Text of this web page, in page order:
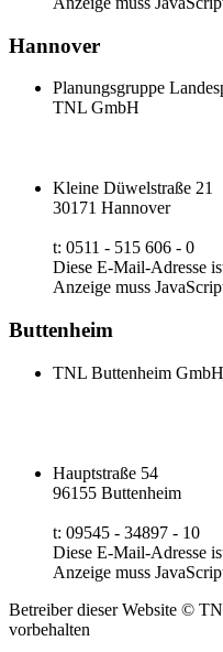
Hannover
Planungsgruppe
TNL GmbH
Kleine Düwelstraße 21
30171 Hannover
t: 0511 - 515 606 - 0
Diese E-Mail-Adresse
Anzeige muss
Buttenheim
TNL Buttenheim GmbH
Hauptstraße 54
96155 Buttenheim
t: 09545 - 34897 - 10
Diese E-Mail-Adresse
Anzeige muss
Betreiber dieser Website ©
vorbehalten